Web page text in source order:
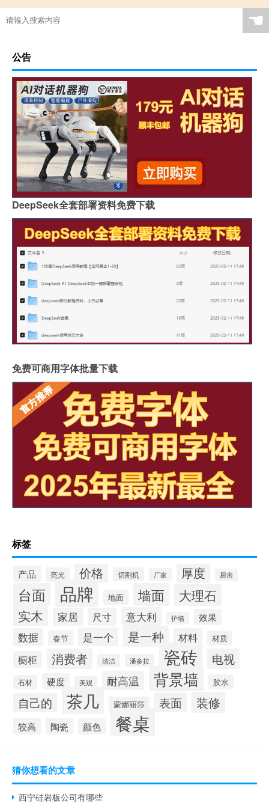
☚
公告
DeepSeek全套部署资料免费下载
免费可商用字体批量下载
标签
产品 亮光 价格 切割机 厂家 厚度 厨房
台面 品牌 地面 墙面
大理石
实木
家居 尺寸 意大利 护墙 效果
数据 春节 是一个 是一种 材料 材质
橱柜 消费者 清洁 潘多拉 瓷砖 电视
石材 硬度 美观 耐高温 背景墙 胶水
自己的 茶几 蒙娜丽莎 表面 装修
较高 陶瓷 颜色 餐桌
猜你想看的文章
西宁硅岩板公司有哪些